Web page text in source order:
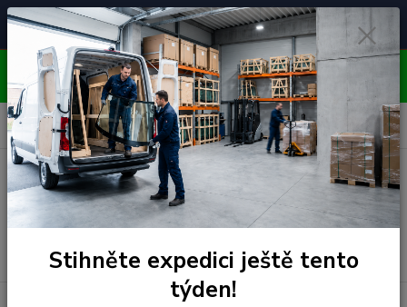
🚘
Čelní skla pro
unikátní vozy
📞
Poradenství
ZDARMA
⭐ 4.7/5 (50 recenzí)
OBJEDNÁVEJTE DO STŘEDY 12:00 - KAŽDÝ PÁTEK
EXPEDUJEME!!
Menu
Hledat
0 ks
za 0,00 Kč
Stihněte expedici ještě tento
týden!